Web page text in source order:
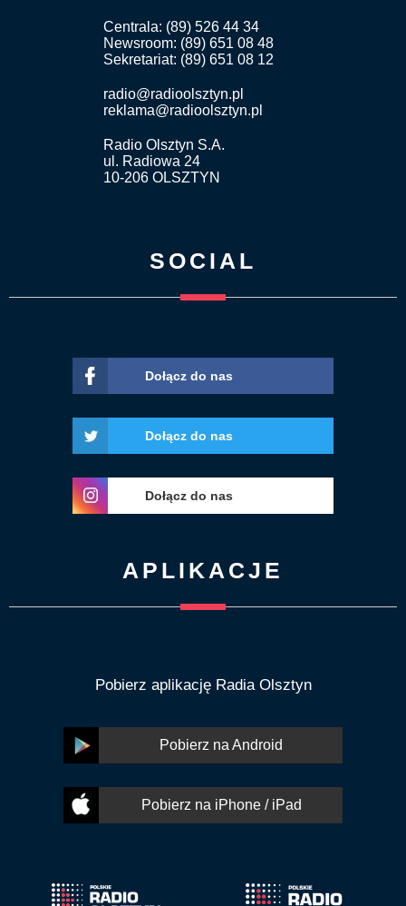
Centrala: (89) 526 44 34
Newsroom: (89) 651 08 48
Sekretariat: (89) 651 08 12
radio@radioolsztyn.pl
reklama@radioolsztyn.pl
Radio Olsztyn S.A.
ul. Radiowa 24
10-206 OLSZTYN
SOCIAL
Dołącz do nas
Dołącz do nas
Dołącz do nas
APLIKACJE
Pobierz aplikację Radia Olsztyn
Pobierz na Android
Pobierz na iPhone / iPad